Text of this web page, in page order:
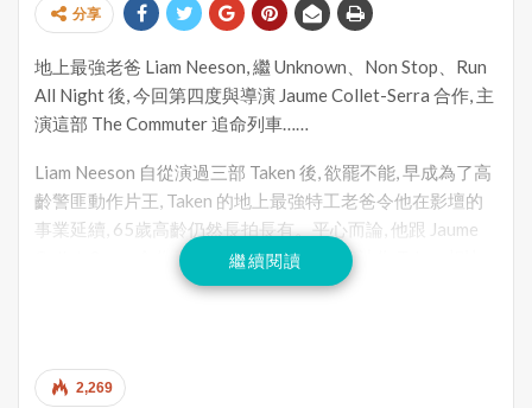
分享
地上最強老爸 Liam Neeson, 繼 Unknown、Non Stop、Run
All Night 後, 今回第四度與導演 Jaume Collet-Serra 合作, 主
演這部 The Commuter 追命列車……
Liam Neeson 自從演過三部 Taken 後, 欲罷不能, 早成為了高
齡警匪動作片王, Taken 的地上最強特工老爸令他在影壇的
事業延續, 65歲高齡仍然長拍長有。平心而論, 他跟 Jaume
Collet-Serra 合作的數部電影, 當然不能和神作 Taken 相比,
但都屬於可觀性不弱的作品, 來到了這部 The Commuter, 故
當然, 看這類作品, 但求有個藉口給 Liam Neeson 展身手, 也
繼續閱讀
2,269